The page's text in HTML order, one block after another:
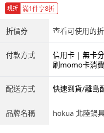
現折 滿1件享8折
折價券 查看可使用的
付款方式
信用卡 | 無卡
商付款 | ATM
刷momo卡消
配送方式 快速到貨/離島
品牌名稱 hokua 北陸鍋